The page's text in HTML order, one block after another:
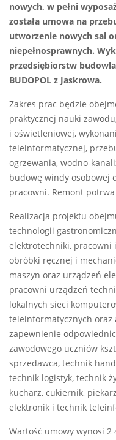
nowych, w pełni
została umowa na
utworzenie nowych sal
niepełnosprawnych.
przedsiębiorstw
BUDOPOL z Jaskrowa.
Zakres prac będzie
praktycznej nauki
i oświetleniowej,
teleinformatycznej,
ogrzewania, wodno-
budowę windy osobowej
pracowni. Remont
Realizacja projektu
technologii
elektrotechniki, pracowni
obróbki ręcznej i
maszyn oraz urządzeń
pracowni urządzeń
lokalnych sieci
teleinformatycznych
zapewnienie
zawodowego uczniów
sprzedawca, technik
technik logistyk, technik
kucharz, cukiernik,
elektronik i technik
Wartość umowy wynosi 2